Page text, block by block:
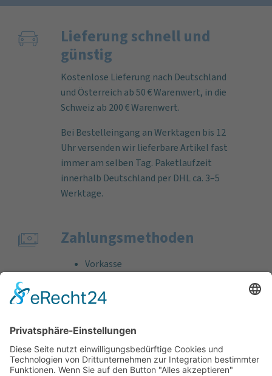
Lieferung schnell und
günstig
Kostenlose Lieferung nach Deutschland
und Österreich ab 50 € Warenwert, in die
Schweiz ab 200 € Warenwert.
Bei Bestelleingang an Werktagen bis 12
Uhr versenden wir lieferbare Artikel fast
immer am selben Tag. Paketlaufzeit
innerhalb Deutschland per DHL ca. 3–5
Werktage.
Zahlungs­methoden
Vorkasse
Bankeinzug
Kreditkarte (VISA & MasterCard)
Support
Kostenlose Beratung vor und nach dem